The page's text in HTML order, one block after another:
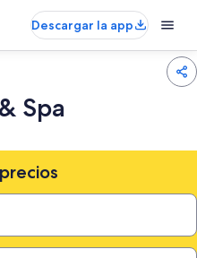
Descargar la app
Spa